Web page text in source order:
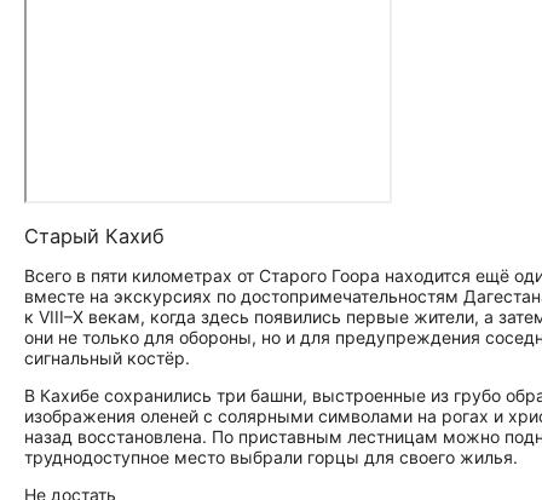
Старый Кахиб
Всего в пяти километрах от Старого Гоора находится ещё
вместе на экскурсиях по до­сто­при­ме­ча­тель­но­стям
к VIII–X векам, когда здесь появились первые жители, а
они не только для обороны, но и для предупреждения
сигнальный костёр.
В Кахибе сохранились три башни, выстроенные из грубо
изображения оленей с солярными символами на рогах и
назад восстановлена. По приставным лестницам можно
труднодоступное место выбрали горцы для своего жилья.
Не достать